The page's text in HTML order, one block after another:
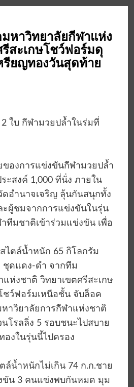
หาวิทยาลัยกีฬาแห่ง
สะเกษโชว์ฟอร์มดุ
รียญทองวันสุดท้าย
ใบ กีฬามวยปล้ำในร่มที่
องการแข่งขันกีฬามวยปล้ำ
ะสงค์ 1,000 ที่นั่ง ภายใน
ดอำนาจเจริญ ลุ้นกันสนุกทั้ง
ะผู้ชมจากการแข่งขันในรุ่น
ทีมชาติเข้าร่วมแข่งขัน เพื่อ
ไตล์น้ำหนัก 65 กิโลกรัม
ดแดง-ดำ จากทีม
ห่งชาติ วิทยาเขตศรีสะเกษ
ชว์ฟอร์มเหนือชั้น จับล็อค
าวิยาลัยการกีฬาแห่งชาติ
โรลลิ่ง 5 รอบชนะไปสบาย
องในรุ่นนี้ไปครอง
ล์น้ำหนักไม่เกิน 74 ก.ก.ชาย
ขัน 3 คนแข่งพบกันหมด มุม